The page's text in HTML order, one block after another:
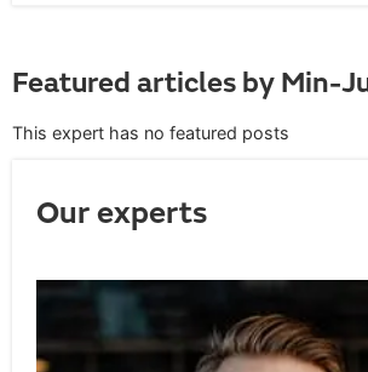
Featured articles by Min-
This expert has no featured posts
Our experts